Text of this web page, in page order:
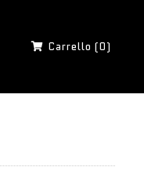
Carrello (0)